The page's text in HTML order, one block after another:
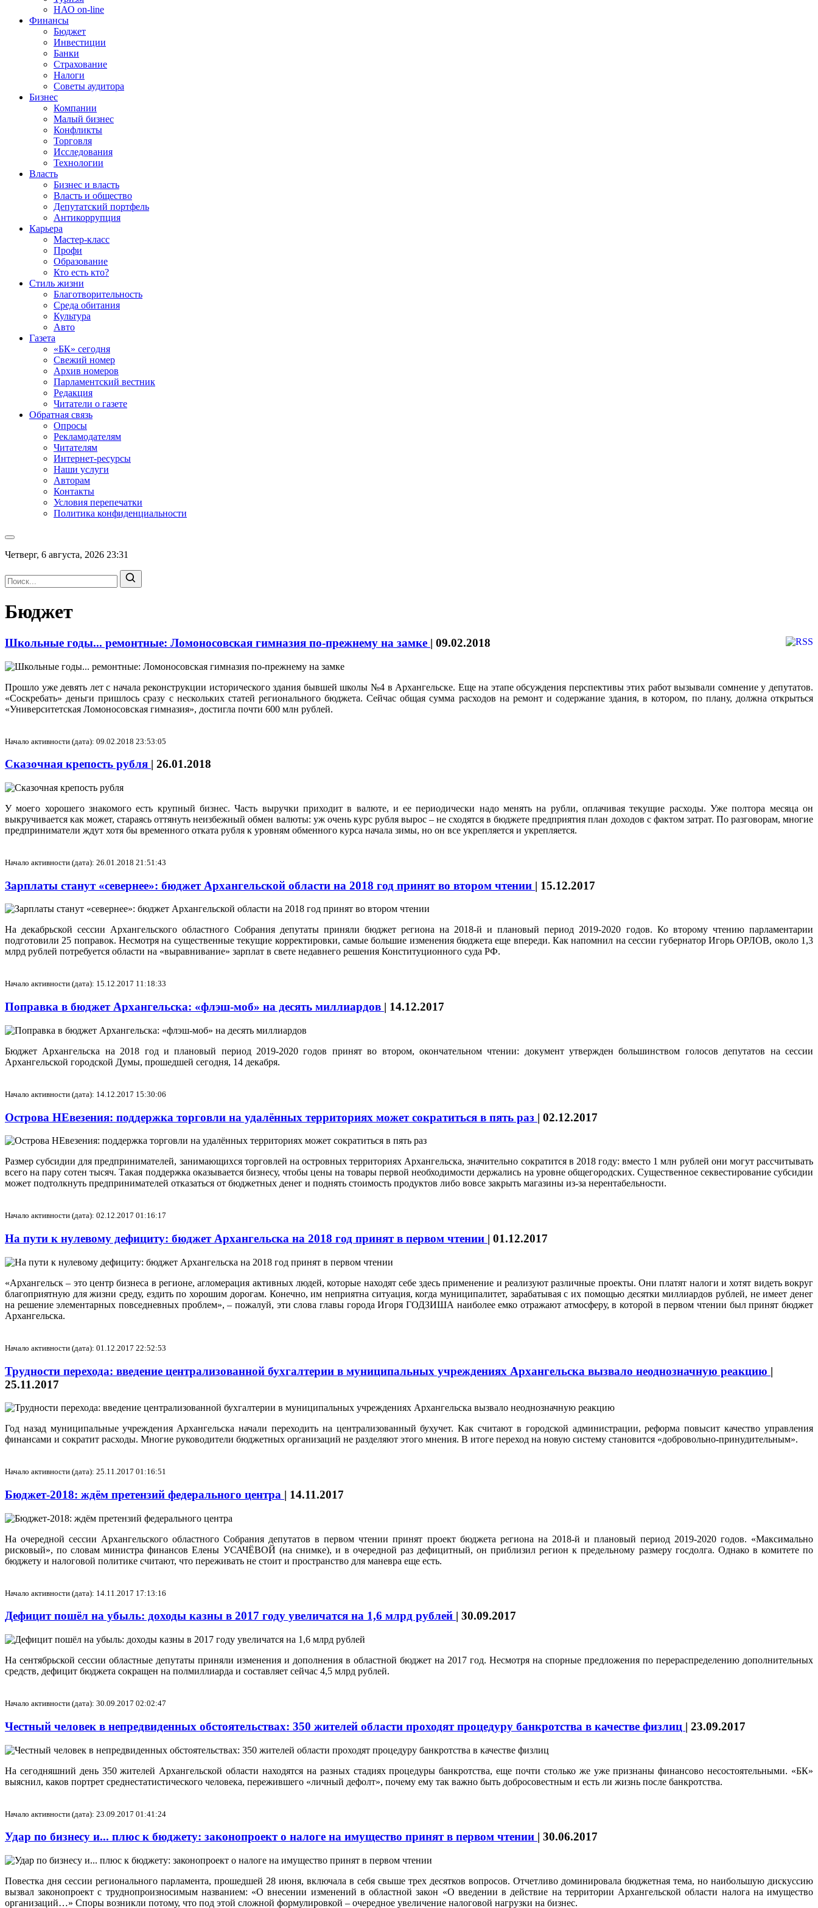
НАО on-line
Финансы
Бюджет
Инвестиции
Банки
Страхование
Налоги
Советы аудитора
Бизнес
Компании
Малый бизнес
Конфликты
Торговля
Исследования
Технологии
Власть
Бизнес и власть
Власть и общество
Депутатский портфель
Антикоррупция
Карьера
Мастер-класс
Профи
Образование
Кто есть кто?
Стиль жизни
Благотворительность
Среда обитания
Культура
Авто
Газета
«БК» сегодня
Свежий номер
Архив номеров
Парламентский вестник
Редакция
Читатели о газете
Обратная связь
Опросы
Рекламодателям
Читателям
Интернет-ресурсы
Наши услуги
Авторам
Контакты
Условия перепечатки
Политика конфиденциальности
Четверг, 6 августа, 2026 23:31
Бюджет
Школьные годы... ремонтные: Ломоносовская гимназия по-прежнему на замке | 09.02.2018
Прошло уже девять лет с начала реконструкции исторического здания бывшей школы №4 в Архангельске. Еще на этапе обсуждения перспективы этих работ вызывали сомнение у депутатов.
«Соскребать» деньги пришлось сразу с нескольких статей регионального бюджета. Сейчас общая сумма расходов на ремонт и содержание здания, в котором, по плану, должна открыться
«Университетская Ломоносовская гимназия», достигла почти 600 млн рублей.
Начало активности (дата): 09.02.2018 23:53:05
Сказочная крепость рубля | 26.01.2018
У моего хорошего знакомого есть крупный бизнес. Часть выручки приходит в валюте, и ее периодически надо менять на рубли, оплачивая текущие расходы. Уже полтора месяца он
выкручивается как может, стараясь оттянуть неизбежный обмен валюты: уж очень курс рубля вырос – не сходятся в бюджете предприятия план доходов с фактом затрат. По разговорам, многие
предприниматели ждут хотя бы временного отката рубля к уровням обменного курса начала зимы, но он все укрепляется и укрепляется.
Начало активности (дата): 26.01.2018 21:51:43
Зарплаты станут «севернее»: бюджет Архангельской области на 2018 год принят во втором чтении | 15.12.2017
На декабрьской сессии Архангельского областного Собрания депутаты приняли бюджет региона на 2018-й и плановый период 2019-2020 годов. Ко второму чтению парламентарии
подготовили 25 поправок. Несмотря на существенные текущие корректировки, самые большие изменения бюджета еще впереди. Как напомнил на сессии губернатор Игорь ОРЛОВ, около 1,3
млрд рублей потребуется области на «выравнивание» зарплат в свете недавнего решения Конституционного суда РФ.
Начало активности (дата): 15.12.2017 11:18:33
Поправка в бюджет Архангельска: «флэш-моб» на десять миллиардов | 14.12.2017
Бюджет Архангельска на 2018 год и плановый период 2019-2020 годов принят во втором, окончательном чтении: документ утвержден большинством голосов депутатов на сессии
Архангельской городской Думы, прошедшей сегодня, 14 декабря.
Начало активности (дата): 14.12.2017 15:30:06
Острова НЕвезения: поддержка торговли на удалённых территориях может сократиться в пять раз | 02.12.2017
Размер субсидии для предпринимателей, занимающихся торговлей на островных территориях Архангельска, значительно сократится в 2018 году: вместо 1 млн рублей они могут рассчитывать
всего на пару сотен тысяч. Такая поддержка оказывается бизнесу, чтобы цены на товары первой необходимости держались на уровне общегородских. Существенное секвестирование субсидии
может подтолкнуть предпринимателей отказаться от бюджетных денег и поднять стоимость продуктов либо вовсе закрыть магазины из-за нерентабельности.
Начало активности (дата): 02.12.2017 01:16:17
На пути к нулевому дефициту: бюджет Архангельска на 2018 год принят в первом чтении | 01.12.2017
«Архангельск – это центр бизнеса в регионе, агломерация активных людей, которые находят себе здесь применение и реализуют различные проекты. Они платят налоги и хотят видеть вокруг
благоприятную для жизни среду, ездить по хорошим дорогам. Конечно, им неприятна ситуация, когда муниципалитет, зарабатывая с их помощью десятки миллиардов рублей, не имеет денег
на решение элементарных повседневных проблем», – пожалуй, эти слова главы города Игоря ГОДЗИША наиболее емко отражают атмосферу, в которой в первом чтении был принят бюджет
Архангельска.
Начало активности (дата): 01.12.2017 22:52:53
Трудности перехода: введение централизованной бухгалтерии в муниципальных учреждениях Архангельска вызвало неоднозначную реакцию |
25.11.2017
Год назад муниципальные учреждения Архангельска начали переходить на централизованный бухучет. Как считают в городской администрации, реформа повысит качество управления
финансами и сократит расходы. Многие руководители бюджетных организаций не разделяют этого мнения. В итоге переход на новую систему становится «добровольно-принудительным».
Начало активности (дата): 25.11.2017 01:16:51
Бюджет-2018: ждём претензий федерального центра | 14.11.2017
На очередной сессии Архангельского областного Собрания депутатов в первом чтении принят проект бюджета региона на 2018-й и плановый период 2019-2020 годов. «Максимально
рисковый», по словам министра финансов Елены УСАЧЁВОЙ (на снимке), и в очередной раз дефицитный, он приблизил регион к предельному размеру госдолга. Однако в комитете по
бюджету и налоговой политике считают, что переживать не стоит и пространство для маневра еще есть.
Начало активности (дата): 14.11.2017 17:13:16
Дефицит пошёл на убыль: доходы казны в 2017 году увеличатся на 1,6 млрд рублей | 30.09.2017
На сентябрьской сессии областные депутаты приняли изменения и дополнения в областной бюджет на 2017 год. Несмотря на спорные предложения по перераспределению дополнительных
средств, дефицит бюджета сокращен на полмиллиарда и составляет сейчас 4,5 млрд рублей.
Начало активности (дата): 30.09.2017 02:02:47
Честный человек в непредвиденных обстоятельствах: 350 жителей области проходят процедуру банкротства в качестве физлиц | 23.09.2017
На сегодняшний день 350 жителей Архангельской области находятся на разных стадиях процедуры банкротства, еще почти столько же уже признаны финансово несостоятельными. «БК»
выяснил, каков портрет среднестатистического человека, пережившего «личный дефолт», почему ему так важно быть добросовестным и есть ли жизнь после банкротства.
Начало активности (дата): 23.09.2017 01:41:24
Удар по бизнесу и... плюс к бюджету: законопроект о налоге на имущество принят в первом чтении | 30.06.2017
Повестка дня сессии регионального парламента, прошедшей 28 июня, включала в себя свыше трех десятков вопросов. Отчетливо доминировала бюджетная тема, но наибольшую дискуссию
вызвал законопроект с труднопроизносимым названием: «О внесении изменений в областной закон «О введении в действие на территории Архангельской области налога на имущество
организаций…» Споры возникли потому, что под этой сложной формулировкой – очередное увеличение налоговой нагрузки на бизнес.